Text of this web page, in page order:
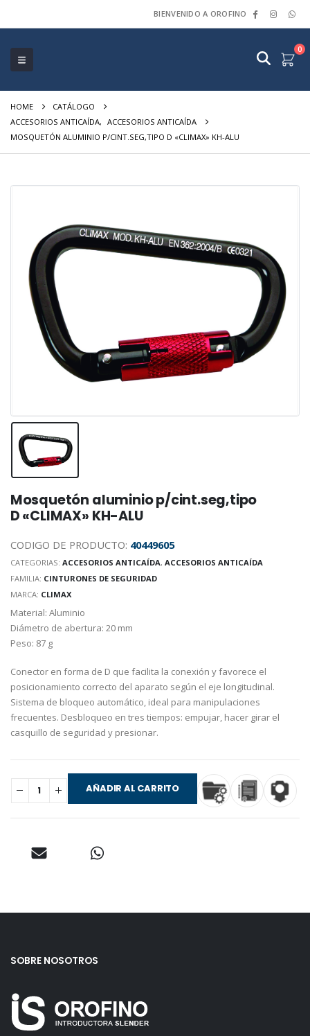
BIENVENIDO A OROFINO
0
HOME
CATÁLOGO
ACCESORIOS ANTICAÍDA, ACCESORIOS ANTICAÍDA
MOSQUETÓN ALUMINIO P/CINT.SEG,TIPO D «CLIMAX» KH-ALU
Mosquetón aluminio p/cint.seg,tipo
D «CLIMAX» KH-ALU
CODIGO DE PRODUCTO: 40449605
CATEGORIAS: ACCESORIOS ANTICAÍDA, ACCESORIOS ANTICAÍDA
FAMILIA: CINTURONES DE SEGURIDAD
MARCA: CLIMAX
Material: Aluminio
Diámetro de abertura: 20 mm
Peso: 87 g
Conector en forma de D que facilita la conexión y favorece el
posicionamiento correcto del aparato según el eje longitudinal.
Sistema de bloqueo automático, ideal para manipulaciones
frecuentes. Desbloqueo en tres tiempos: empujar, hacer girar el
casquillo de seguridad y presionar.
AÑADIR AL CARRITO
SOBRE NOSOTROS